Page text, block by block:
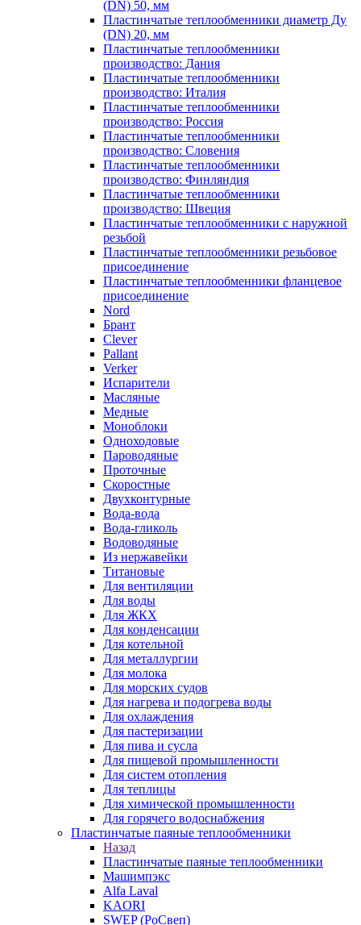
(DN) 50, мм
Пластинчатые теплообменники диаметр Ду
(DN) 20, мм
Пластинчатые теплообменники
производство: Дания
Пластинчатые теплообменники
производство: Италия
Пластинчатые теплообменники
производство: Россия
Пластинчатые теплообменники
производство: Словения
Пластинчатые теплообменники
производство: Финляндия
Пластинчатые теплообменники
производство: Швеция
Пластинчатые теплообменники с наружной
резьбой
Пластинчатые теплообменники резьбовое
присоединение
Пластинчатые теплообменники фланцевое
присоединение
Nord
Брант
Clever
Pallant
Verker
Испарители
Масляные
Медные
Моноблоки
Одноходовые
Пароводяные
Проточные
Скоростные
Двухконтурные
Вода-вода
Вода-гликоль
Водоводяные
Из нержавейки
Титановые
Для вентиляции
Для воды
Для ЖКХ
Для конденсации
Для котельной
Для металлургии
Для молока
Для морских судов
Для нагрева и подогрева воды
Для охлаждения
Для пастеризации
Для пива и сусла
Для пищевой промышленности
Для систем отопления
Для теплицы
Для химической промышленности
Для горячего водоснабжения
Пластинчатые паяные теплообменники
Назад
Пластинчатые паяные теплообменники
Машимпэкс
Alfa Laval
KAORI
SWEP (РоСвеп)